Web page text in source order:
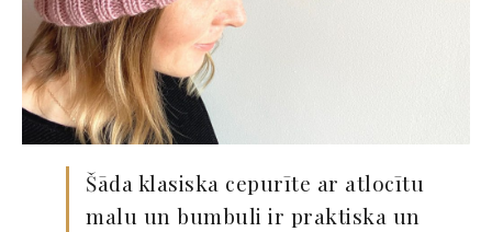
Šāda klasiska cepurīte ar atlocītu
malu un bumbuli ir praktiska un